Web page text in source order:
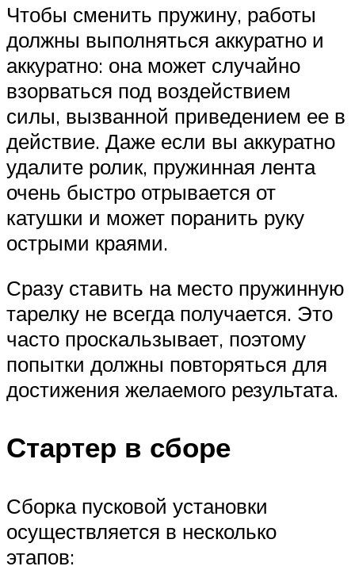
Чтобы сменить пружину, работы
должны выполняться аккуратно и
аккуратно: она может случайно
взорваться под воздействием
силы, вызванной приведением ее в
действие. Даже если вы аккуратно
удалите ролик, пружинная лента
очень быстро отрывается от
катушки и может поранить руку
острыми краями.
Сразу ставить на место пружинную
тарелку не всегда получается. Это
часто проскальзывает, поэтому
попытки должны повторяться для
достижения желаемого результата.
Стартер в сборе
Сборка пусковой установки
осуществляется в несколько
этапов: